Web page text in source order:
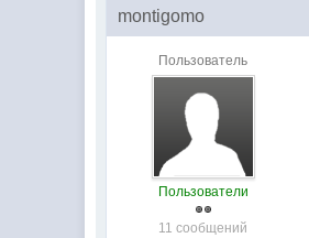
montigomo
Пользователь
Пользователи
11 сообщений